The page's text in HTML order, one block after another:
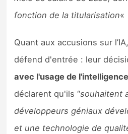
fonction de la titularisation«
Quant aux accusions sur l’IA,
défend d'entrée : leur
avec l'usage de
déclarent qu'ils “souhaitent
développeurs géniaux
et une technologie de